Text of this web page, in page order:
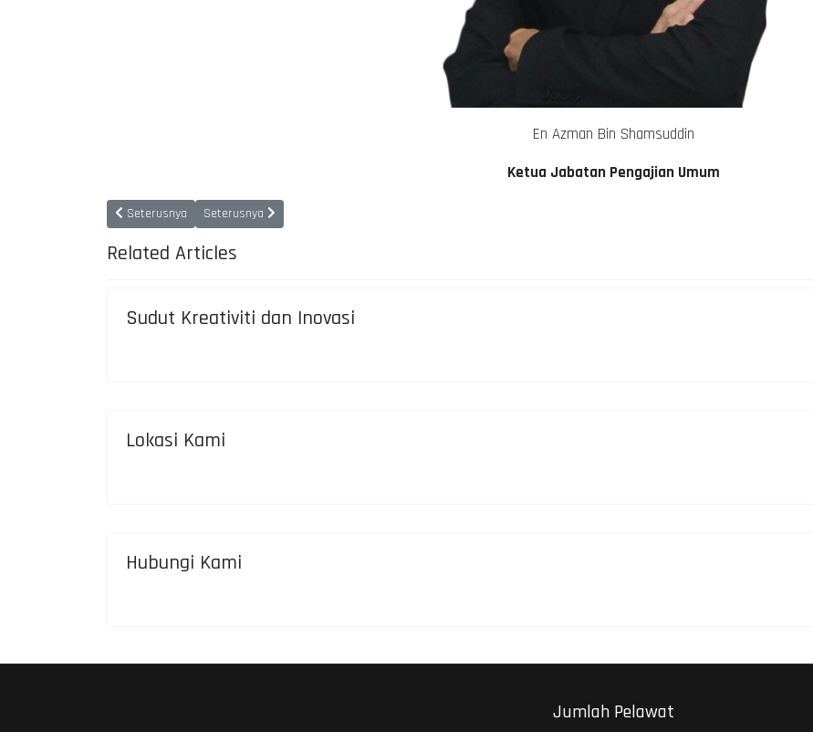
En Azman Bin Shamsuddin
Ketua Jabatan Pengajian Umum
Previous article: Penolong Pengarah
Seterusnya Next article: Soalan Lazim
Seterusnya
Related Articles
Sudut Kreativiti dan Inovasi
Lokasi Kami
Hubungi Kami
Jumlah Pelawat